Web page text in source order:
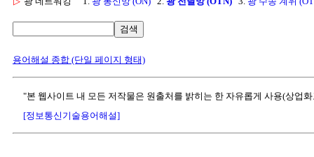
검색
용어해설 종합 (단일 페이지 형태)
"본 웹사이트 내 모든 저작물은 원출처를 밝히는 한 자유롭게 사용(상업
[정보통신기술용어해설]